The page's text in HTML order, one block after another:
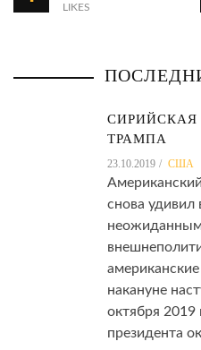
LIKES
СИРИЙСКАЯ
ТРАМПА
23.10.2019 США
снова удивил
накануне
октября 2019
президента